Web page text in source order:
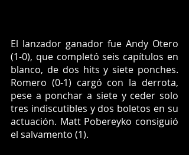
El lanzador ganador fue Andy Otero
(1-0), que completó seis capítulos en
blanco, de dos hits y siete ponches.
Romero (0-1) cargó con la derrota,
pese a ponchar a siete y ceder solo
tres indiscutibles y dos boletos en su
actuación. Matt Pobereyko consiguió
el salvamento (1).